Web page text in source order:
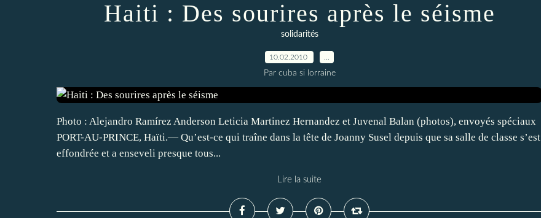
Haiti : Des sourires après le séisme
solidarités
10.02.2010
Par cuba si lorraine
Photo : Alejandro Ramírez Anderson Leticia Martinez Hernandez et Juvenal Balan (photos), envoyés spéciaux
PORT-AU-PRINCE, Haïti.— Qu’est-ce qui traîne dans la tête de Joanny Susel depuis que sa salle de classe s’est
effondrée et a enseveli presque tous...
Lire la suite